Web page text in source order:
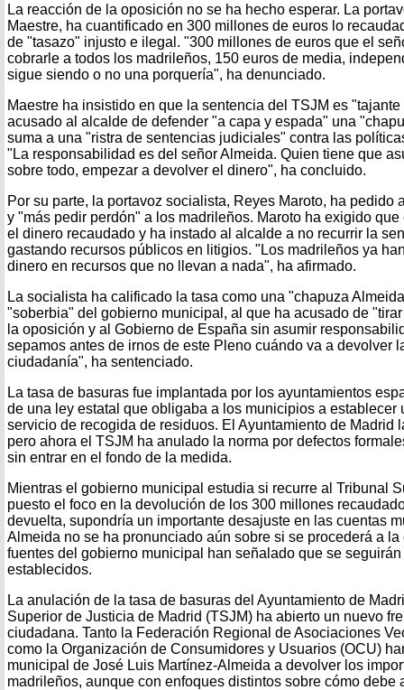
La reacción de la oposición no se ha hecho esperar. La
Maestre, ha cuantificado en 300 millones de euros lo
de "tasazo" injusto e ilegal. "300 millones de euros que el
cobrarle a todos los madrileños, 150 euros de media,
sigue siendo o no una porquería", ha denunciado.
Maestre ha insistido en que la sentencia del TSJM es
acusado al alcalde de defender "a capa y espada" una
suma a una "ristra de sentencias judiciales" contra las
"La responsabilidad es del señor Almeida. Quien tiene que
sobre todo, empezar a devolver el dinero", ha concluido.
Por su parte, la portavoz socialista, Reyes Maroto, ha pedido
y "más pedir perdón" a los madrileños. Maroto ha exigido
el dinero recaudado y ha instado al alcalde a no recurrir la
gastando recursos públicos en litigios. "Los madrileños ya
dinero en recursos que no llevan a nada", ha afirmado.
La socialista ha calificado la tasa como una "chapuza
"soberbia" del gobierno municipal, al que ha acusado de
la oposición y al Gobierno de España sin asumir
sepamos antes de irnos de este Pleno cuándo va a devolver
ciudadanía", ha sentenciado.
La tasa de basuras fue implantada por los ayuntamientos
de una ley estatal que obligaba a los municipios a establecer
servicio de recogida de residuos. El Ayuntamiento de Madrid
pero ahora el TSJM ha anulado la norma por defectos
sin entrar en el fondo de la medida.
Mientras el gobierno municipal estudia si recurre al Tribunal
puesto el foco en la devolución de los 300 millones
devuelta, supondría un importante desajuste en las cuentas
Almeida no se ha pronunciado aún sobre si se procederá a
fuentes del gobierno municipal han señalado que se
establecidos.
La anulación de la tasa de basuras del Ayuntamiento de
Superior de Justicia de Madrid (TSJM) ha abierto un nuevo
ciudadana. Tanto la Federación Regional de Asociaciones
como la Organización de Consumidores y Usuarios (OCU)
municipal de José Luis Martínez-Almeida a devolver los
madrileños, aunque con enfoques distintos sobre cómo debe